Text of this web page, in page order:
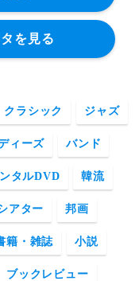
を見る
クラシック ジャズ
ィーズ バンド
タルDVD 韓流
アター 邦画
籍・雑誌 小説
ブックレビュー